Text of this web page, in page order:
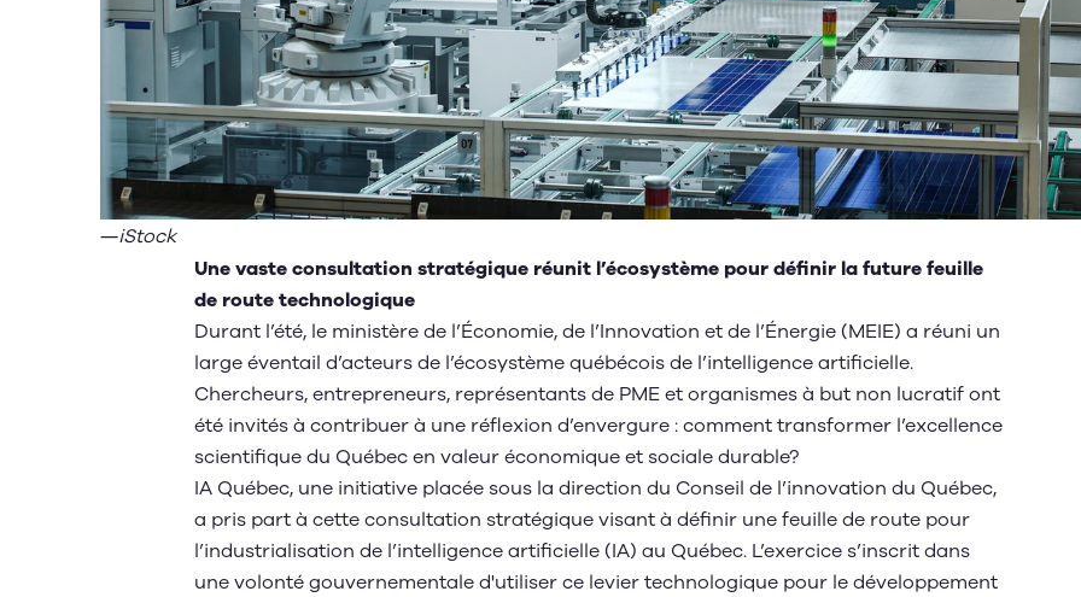
―iStock
Une vaste consultation stratégique réunit l’écosystème pour définir la future feuille
de route technologique
Durant l’été, le ministère de l’Économie, de l’Innovation et de l’Énergie (MEIE) a réuni un
large éventail d’acteurs de l’écosystème québécois de l’intelligence artificielle.
Chercheurs, entrepreneurs, représentants de PME et organismes à but non lucratif ont
été invités à contribuer à une réflexion d’envergure : comment transformer l’excellence
scientifique du Québec en valeur économique et sociale durable?
IA Québec, une initiative placée sous la direction du Conseil de l’innovation du Québec,
a pris part à cette consultation stratégique visant à définir une feuille de route pour
l’industrialisation de l’intelligence artificielle (IA) au Québec. L’exercice s’inscrit dans
une volonté gouvernementale d'utiliser ce levier technologique pour le développement